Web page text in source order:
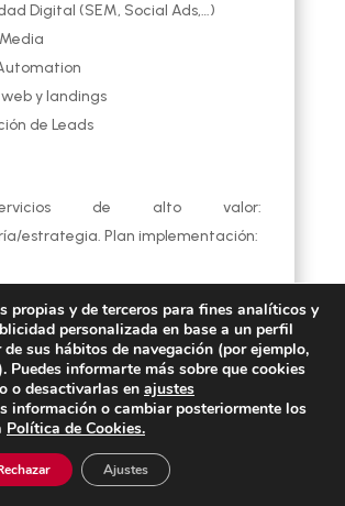
Digital (SEM, Social Ads,…)
web y landings
de Leads
de alto valor:
estrategia. Plan implementación:
de la web a nivel de SEO, UX,
análisis de la competencia,
de redes, email, etc.
en base a la auditoría y
de la estrategia a seguir.
en marcha de la estrategia (por
de la empresa) medición y
de las acciones en base a los
propias y de terceros para fines analíticos y
personalizada en base a un perfil
sus hábitos de navegación (por ejemplo,
Puedes informarte más sobre que cookies
o desactivarlas en ajustes
información o cambiar posteriormente los
Política de Cookies.
Ajustes